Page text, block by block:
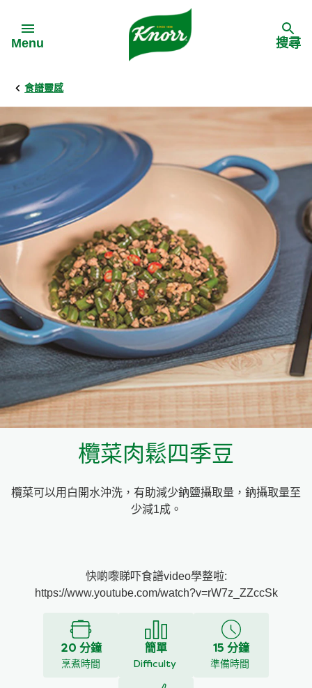
Menu
Back
食譜靈感
料理方式
季節節慶
多國料理
料理種類
Back
家樂牌產品
家樂牌雞粉
家樂牌鮮菇粉
家樂牌濃湯寶
家樂牌雞汁
家樂牌快熟通心粉
家樂牌鮮露
家樂牌鷹粟粉
家樂牌雞湯粒
Back
主頁
甚麼是愛環境食材
愛環境食材名單
愛環境食材食譜
愛環境食材篩選條件
搜尋
食譜靈感
欖菜肉鬆四季豆
欖菜可以用白開水沖洗，有助減少鈉鹽攝取量，鈉攝取量至
少減1成。
快啲嚟睇吓食譜video學整啦:
https://www.youtube.com/watch?v=rW7z_ZZccSk
20 分鐘
烹煮時間
簡單
Difficulty
15 分鐘
準備時間